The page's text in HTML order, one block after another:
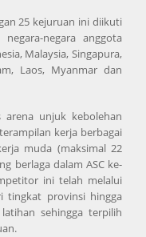
25 kejuruan ini diikuti
negara anggota
Malaysia, Singapura,
Laos, Myanmar dan
arena unjuk kebolehan
kerja berbagai
muda (maksimal 22
berlaga dalam ASC ke-
ini telah melalui
tingkat provinsi hingga
sehingga terpilih